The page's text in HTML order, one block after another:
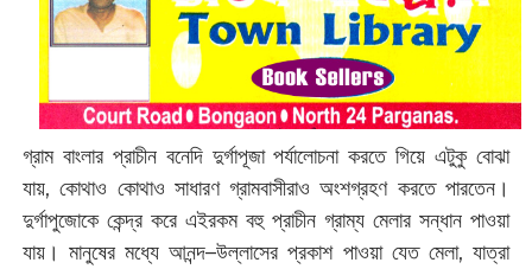
গ্রাম বাংলার প্রাচীন বনেদি দুর্গাপূজা পর্যালোচনা করতে গিয়ে এটুকু বোঝা
যায়, কোথাও কোথাও সাধারণ গ্রামবাসীরাও অংশগ্রহণ করতে পারতেন।
দুর্গাপুজোকে কেন্দ্র করে এইরকম বহু প্রাচীন গ্রাম্য মেলার সন্ধান পাওয়া
যায়। মানুষের মধ্যে আনন্দ–উল্লাসের প্রকাশ পাওয়া যেত মেলা, যাত্রা